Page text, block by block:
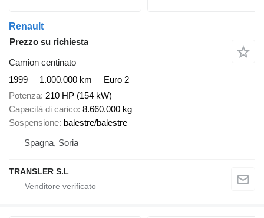
Renault
Prezzo su richiesta
Camion centinato
1999
1.000.000 km
Euro 2
Potenza 210 HP (154 kW)
Capacità di carico 8.660.000 kg
Sospensione balestre/balestre
Spagna, Soria
TRANSLER S.L